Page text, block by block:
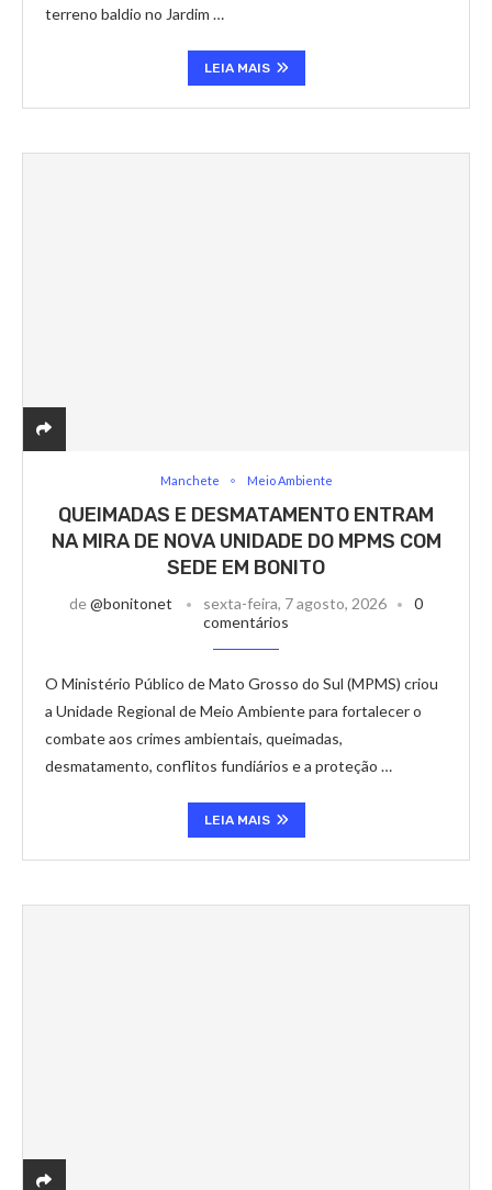
terreno baldio no Jardim …
LEIA MAIS
Manchete Meio Ambiente
QUEIMADAS E DESMATAMENTO ENTRAM
NA MIRA DE NOVA UNIDADE DO MPMS COM
SEDE EM BONITO
de@bonitonet sexta-feira, 7 agosto, 2026
0
comentários
O Ministério Público de Mato Grosso do Sul (MPMS) criou
a Unidade Regional de Meio Ambiente para fortalecer o
combate aos crimes ambientais, queimadas,
desmatamento, conflitos fundiários e a proteção …
LEIA MAIS